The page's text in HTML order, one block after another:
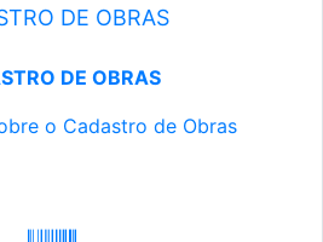
DE OBRAS
DE OBRAS
o Cadastro de Obras